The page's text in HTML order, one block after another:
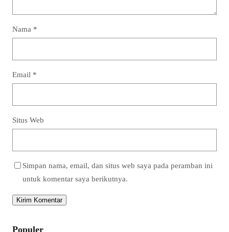
Nama *
Email *
Situs Web
Simpan nama, email, dan situs web saya pada peramban ini
untuk komentar saya berikutnya.
Populer